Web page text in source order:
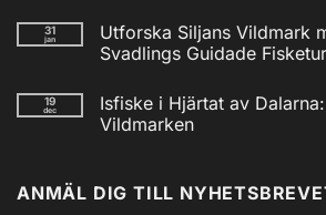
till
Nödradio
Vev
AM/FM
Powerbank
inkl
31
jan
Utforska Siljans Vildmark
Svadlings Guidade
till
Utforska
Siljans
Svadlings
Guidade
19
dec
Isfiske i Hjärtat av
Vildmarken
Isfiske
i
ANMÄL DIG TILL